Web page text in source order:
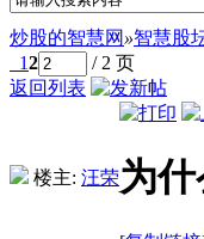
炒股的智慧网 »智慧股
12
/ 2 页
返回列表
楼主: 汪荣为